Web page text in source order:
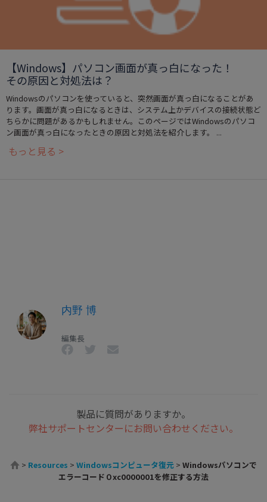
【Windows】パソコン画面が真っ白になった！
その原因と対処法は？
Windowsのパソコンを使っていると、突然画面が真っ白になることがあ
ります。画面が真っ白になるときは、システム上かデバイスの接続状態ど
ちらかに問題があるかもしれません。このページではWindowsのパソコ
ン画面が真っ白になったときの原因と対処法を紹介します。 ...
もっと見る >
内野 博
編集長
製品に質問がありますか。
弊社サポートセンターにお問い合わせください。
> Resources > Windowsコンピュータ復元 > Windowsパソコンで
エラーコード０xc0000001を修正する方法